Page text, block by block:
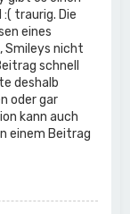
traurig. Die
eines
Smileys nicht
schnell
deshalb
oder gar
kann auch
einem Beitrag